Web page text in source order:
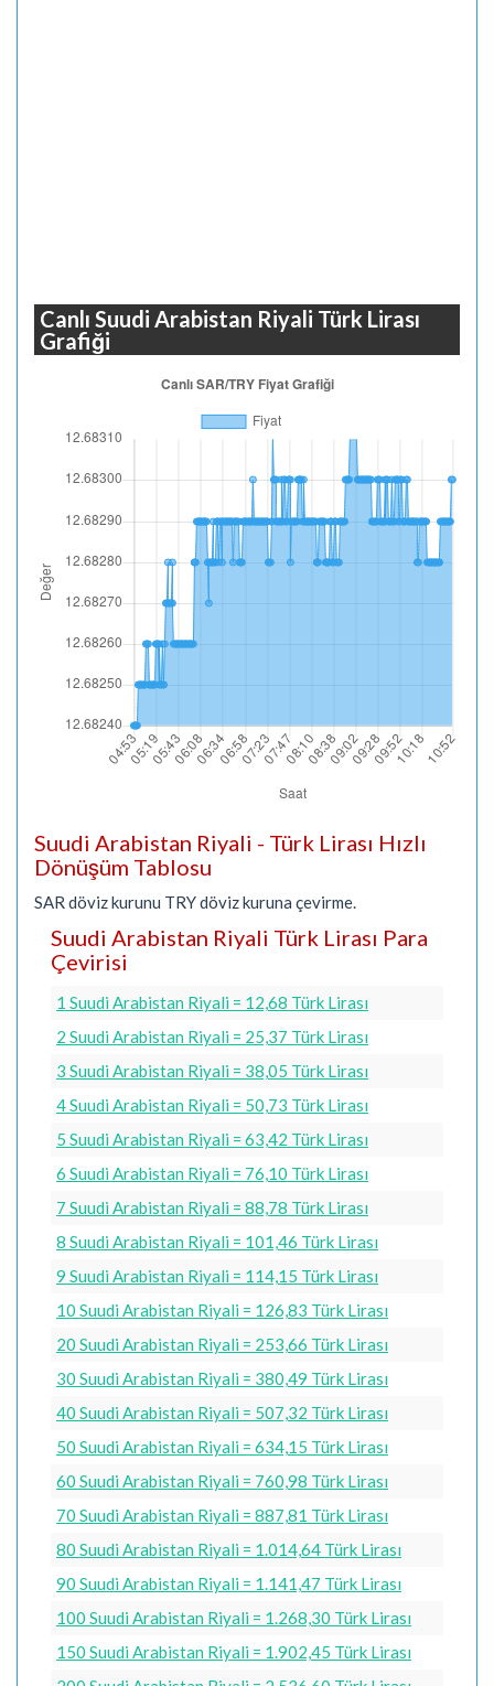
Canlı Suudi Arabistan Riyali Türk Lirası
Grafiği
Suudi Arabistan Riyali - Türk Lirası Hızlı
Dönüşüm Tablosu
SAR döviz kurunu TRY döviz kuruna çevirme.
Suudi Arabistan Riyali Türk Lirası Para
Çevirisi
1 Suudi Arabistan Riyali = 12,68 Türk Lirası
2 Suudi Arabistan Riyali = 25,37 Türk Lirası
3 Suudi Arabistan Riyali = 38,05 Türk Lirası
4 Suudi Arabistan Riyali = 50,73 Türk Lirası
5 Suudi Arabistan Riyali = 63,42 Türk Lirası
6 Suudi Arabistan Riyali = 76,10 Türk Lirası
7 Suudi Arabistan Riyali = 88,78 Türk Lirası
8 Suudi Arabistan Riyali = 101,46 Türk Lirası
9 Suudi Arabistan Riyali = 114,15 Türk Lirası
10 Suudi Arabistan Riyali = 126,83 Türk Lirası
20 Suudi Arabistan Riyali = 253,66 Türk Lirası
30 Suudi Arabistan Riyali = 380,49 Türk Lirası
40 Suudi Arabistan Riyali = 507,32 Türk Lirası
50 Suudi Arabistan Riyali = 634,15 Türk Lirası
60 Suudi Arabistan Riyali = 760,98 Türk Lirası
70 Suudi Arabistan Riyali = 887,81 Türk Lirası
80 Suudi Arabistan Riyali = 1.014,64 Türk Lirası
90 Suudi Arabistan Riyali = 1.141,47 Türk Lirası
100 Suudi Arabistan Riyali = 1.268,30 Türk Lirası
150 Suudi Arabistan Riyali = 1.902,45 Türk Lirası